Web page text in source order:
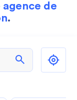
agence de
.
search